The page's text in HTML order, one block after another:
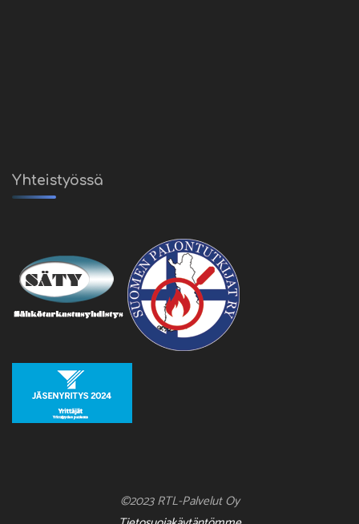
Yhteistyössä
©2023 RTL-Palvelut Oy